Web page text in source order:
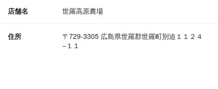
店舗名 世羅高原農場
住所
〒729-3305 広島県世羅郡世羅町別迫１１２４
−１１